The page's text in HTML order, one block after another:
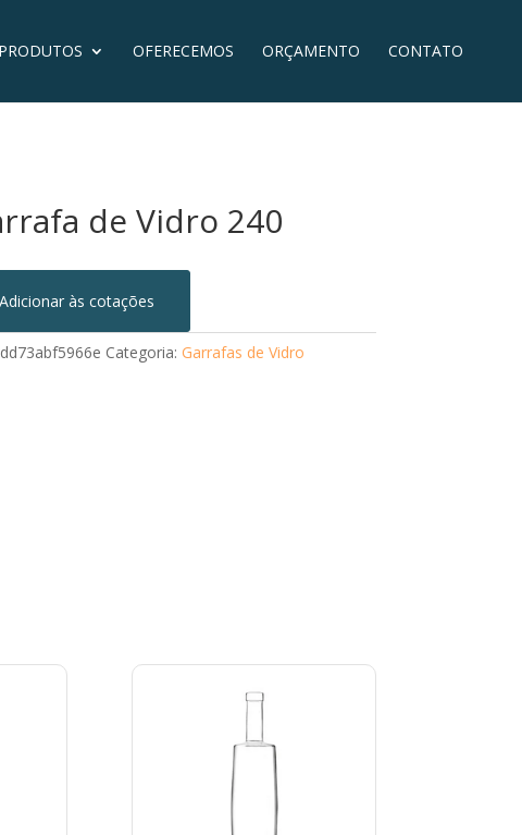
OFERECEMOS ORÇAMENTO CONTATO
de Vidro 240
Adicionar às cotações
dd73abf5966e Categoria: Garrafas de Vidro